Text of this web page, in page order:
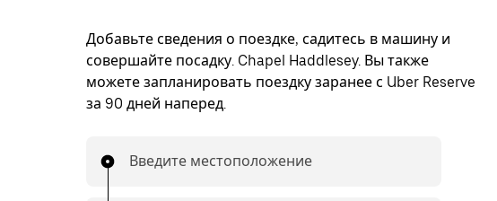
Добавьте сведения о поездке, садитесь в машину и
совершайте посадку. Chapel Haddlesey. Вы также
можете запланировать поездку заранее с Uber Reserve
за 90 дней наперед.
Введите местоположение